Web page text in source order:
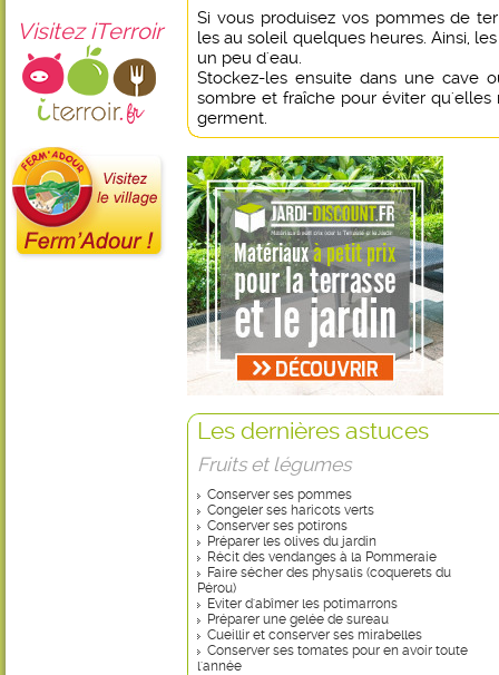
Visitez iTerroir
Si vous produisez vos pommes de
les au soleil quelques heures. Ainsi,
un peu d'eau.
Stockez-les ensuite dans une cave
sombre et fraîche pour éviter
germent.
Les dernières astuces
Fruits et légumes
Conserver ses pommes
Congeler ses haricots verts
Conserver ses potirons
Préparer les olives du jardin
Récit des vendanges à la Pommeraie
Faire sécher des physalis (coquerets du
Pérou)
Eviter d'abîmer les potimarrons
Préparer une gelée de sureau
Cueillir et conserver ses mirabelles
Conserver ses tomates pour en avoir toute
l'année